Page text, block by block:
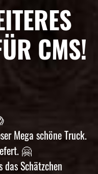
CMS!
Mega schöne Truck.
🤗
Schätzchen